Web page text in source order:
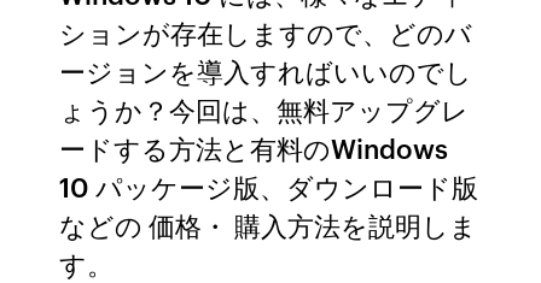
ションが存在しますので、どのバ
ージョンを導入すればいいのでし
ょうか？今回は、無料アップグレ
ードする方法と有料のWindows
10 パッケージ版、ダウンロード版
などの 価格・ 購入方法を説明しま
す。